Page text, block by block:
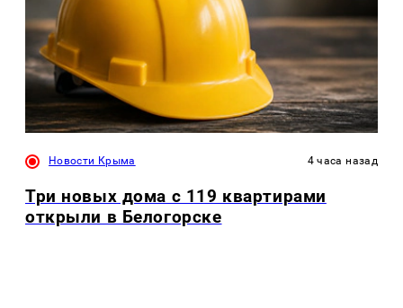
Новости Крыма 4 часа назад
Три новых дома с 119 квартирами
открыли в Белогорске